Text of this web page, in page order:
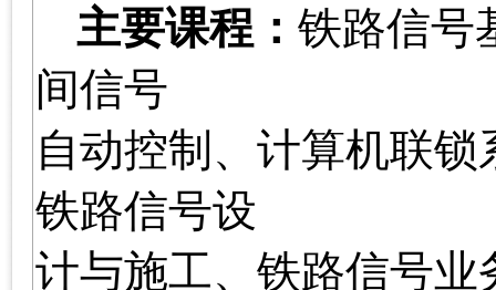
主要课程： 铁路信号
间信号
自动控制、计算机联
铁路信号设
计与施工、铁路信号业